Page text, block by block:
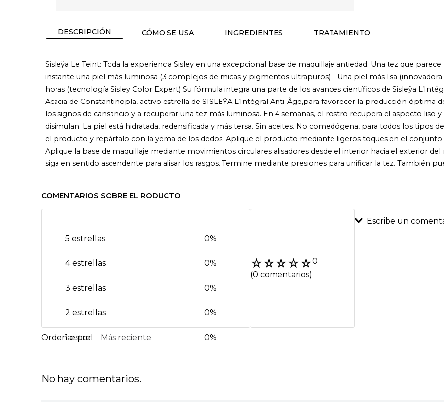
DESCRIPCIÓN CÓMO SE USA INGREDIENTES TRATAMIENTO
Sisleÿa Le Teint: Toda la experiencia Sisley en una excepcional base de maquillaje antiedad. Una tez que
instante una piel más luminosa (3 complejos de micas y pigmentos ultrapuros) - Una piel más lisa
horas (tecnología Sisley Color Expert) Su fórmula integra una parte de los avances científicos de Sisleÿa
Acacia de Constantinopla, activo estrella de SISLEŸA L’Intégral Anti-Âge,para favorecer la producción óptima
los signos de cansancio y a recuperar una tez más luminosa. En 4 semanas, el rostro recupera el aspecto liso
disimulan. La piel está hidratada, redensificada y más tersa. Sin aceites. No comedógena, para todos los tipos
el producto y repártalo con la yema de los dedos. Aplique el producto mediante ligeros toques en el
Aplique la base de maquillaje mediante movimientos circulares alisadores desde el interior hacia el exterior
siga en sentido ascendente para alisar los rasgos. Termine mediante presiones para unificar la tez. También
COMENTARIOS SOBRE EL RODUCTO
☆☆☆☆☆0
(0 comentarios)
5 estrellas 0%
4 estrellas 0%
3 estrellas 0%
2 estrellas 0%
1 estrella 0%
Escribe un
Más reciente
No hay comentarios.